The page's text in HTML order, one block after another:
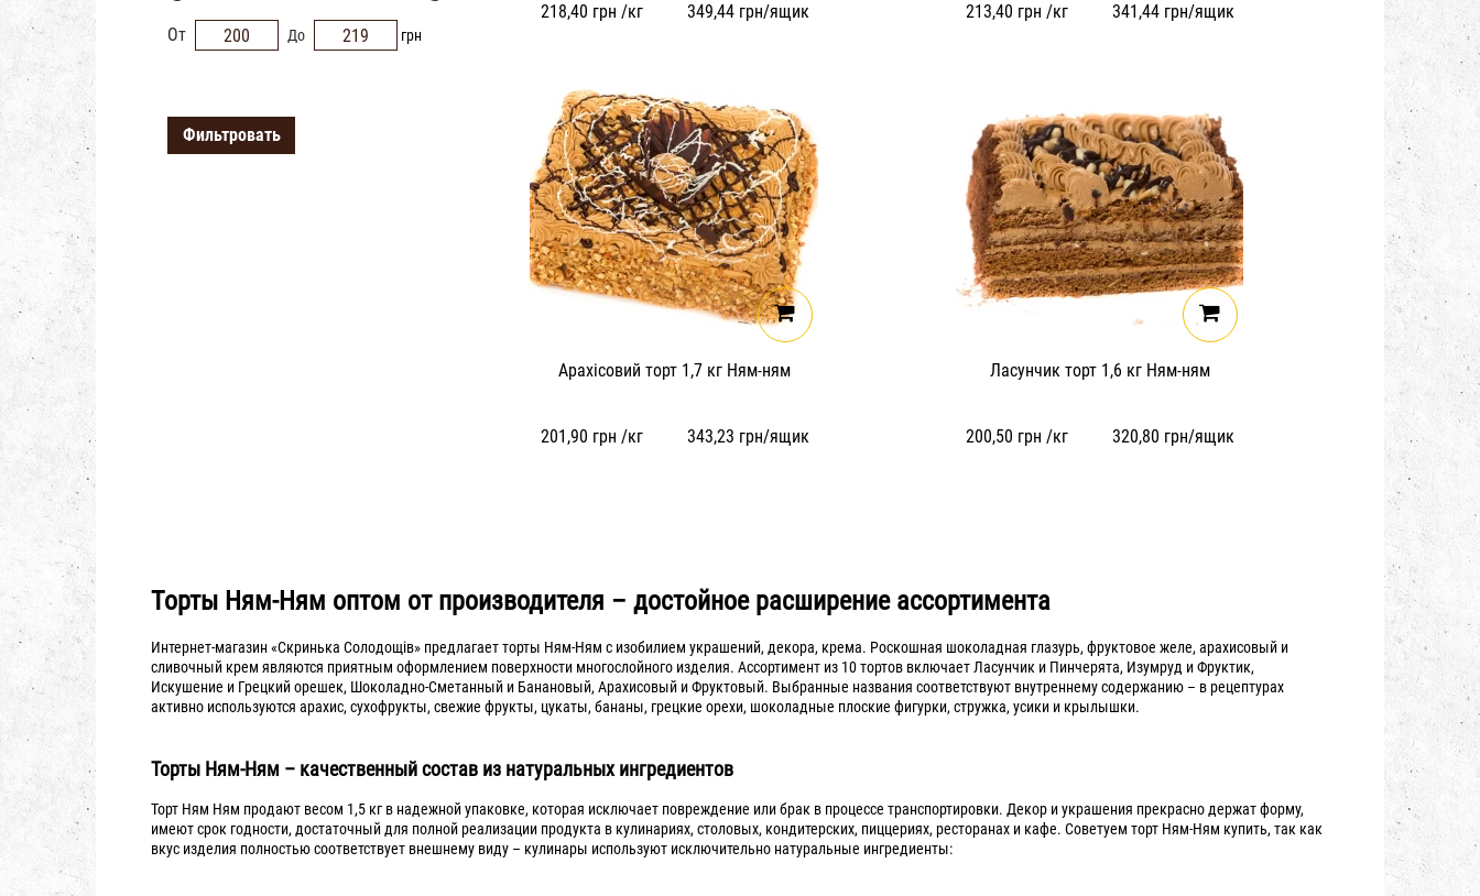
От До грн
Фильтровать
218,40 грн /кг 349,44 грн/ящик 213,40 грн /кг 341,44 грн/ящик
Арахісовий торт 1,7 кг Ням-ням
201,90 грн /кг 343,23 грн/ящик
Ласунчик торт 1,6 кг Ням-ням
200,50 грн /кг 320,80 грн/ящик
Торты Ням-Ням оптом от производителя – достойное расширение ассортимента
Интернет-магазин «Скринька Солодощiв» предлагает торты Ням-Ням с изобилием украшений, декора, крема. Роскошная шоколадная глазурь, фруктовое желе, арахисовый и
сливочный крем являются приятным оформлением поверхности многослойного изделия. Ассортимент из 10 тортов включает Ласунчик и Пинчерята, Изумруд и Фруктик,
Искушение и Грецкий орешек, Шоколадно-Сметанный и Банановый, Арахисовый и Фруктовый. Выбранные названия соответствуют внутреннему содержанию – в рецептурах
активно используются арахис, сухофрукты, свежие фрукты, цукаты, бананы, грецкие орехи, шоколадные плоские фигурки, стружка, усики и крылышки.
Торты Ням-Ням – качественный состав из натуральных ингредиентов
Торт Ням Ням продают весом 1,5 кг в надежной упаковке, которая исключает повреждение или брак в процессе транспортировки. Декор и украшения прекрасно держат форму,
имеют срок годности, достаточный для полной реализации продукта в кулинариях, столовых, кондитерских, пиццериях, ресторанах и кафе. Советуем торт Ням-Ням купить, так как
вкус изделия полностью соответствует внешнему виду – кулинары используют исключительно натуральные ингредиенты: